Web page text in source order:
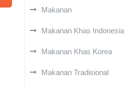
Makanan
Makanan Khas Indonesia
Makanan Khas Korea
Makanan Tradisional